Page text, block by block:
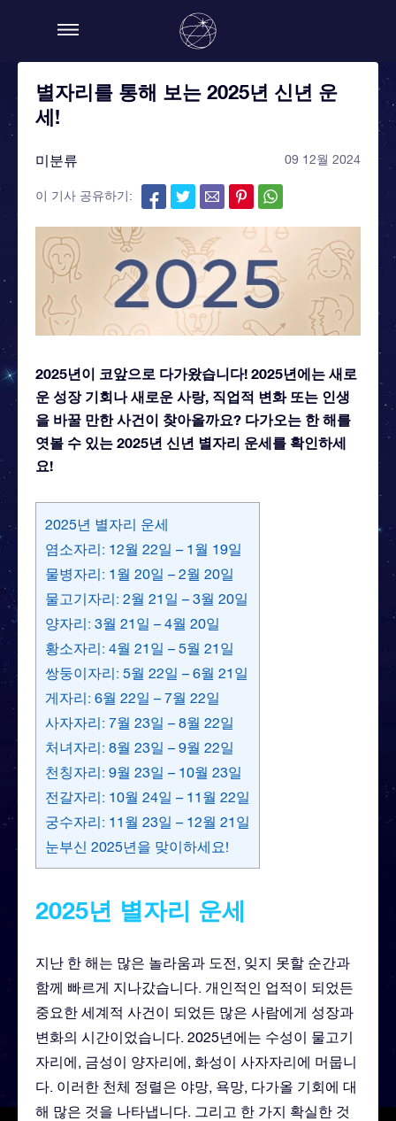
별자리를 통해 보는 2025년 신년 운
세!
미분류 09 12월 2024
이 기사 공유하기:
2025년이 코앞으로 다가왔습니다! 2025년에는 새로
운 성장 기회나 새로운 사랑, 직업적 변화 또는 인생
을 바꿀 만한 사건이 찾아올까요? 다가오는 한 해를
엿볼 수 있는 2025년 신년 별자리 운세를 확인하세
요!
2025년 별자리 운세
염소자리: 12월 22일 – 1월 19일
물병자리: 1월 20일 – 2월 20일
물고기자리: 2월 21일 – 3월 20일
양자리: 3월 21일 – 4월 20일
황소자리: 4월 21일 – 5월 21일
쌍둥이자리: 5월 22일 – 6월 21일
게자리: 6월 22일 – 7월 22일
사자자리: 7월 23일 – 8월 22일
처녀자리: 8월 23일 – 9월 22일
천칭자리: 9월 23일 – 10월 23일
전갈자리: 10월 24일 – 11월 22일
궁수자리: 11월 23일 – 12월 21일
눈부신 2025년을 맞이하세요!
2025년 별자리 운세
지난 한 해는 많은 놀라움과 도전, 잊지 못할 순간과
함께 빠르게 지나갔습니다. 개인적인 업적이 되었든
중요한 세계적 사건이 되었든 많은 사람에게 성장과
변화의 시간이었습니다. 2025년에는 수성이 물고기
자리에, 금성이 양자리에, 화성이 사자자리에 머뭅니
다. 이러한 천체 정렬은 야망, 욕망, 다가올 기회에 대
해 많은 것을 나타냅니다. 그리고 한 가지 확실한 것